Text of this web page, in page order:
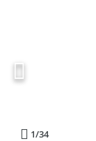
1/34